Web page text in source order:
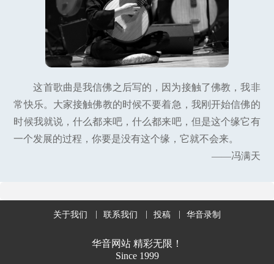
这首歌曲是我信佛之后写的，因为接触了佛教，我非
常快乐。大家接触佛教的时候不要着急，我刚开始信佛的
时候我就说，什么都来吧，什么都来吧，但是这个缘它有
一个发展的过程，你要是没有这个缘，它就不会来。
——冯满天
关于我们 联系我们 投稿 华音录制
华音网站 精彩无限！
Since 1999